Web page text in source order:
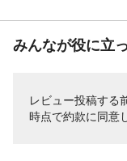
みんなが役に立
レビュー投稿する
時点で約款に同意